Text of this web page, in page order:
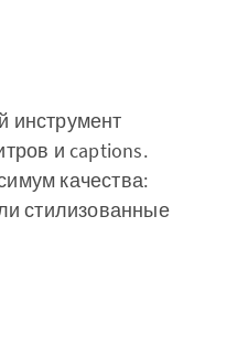
инструмент
и captions.
качества:
стилизованные